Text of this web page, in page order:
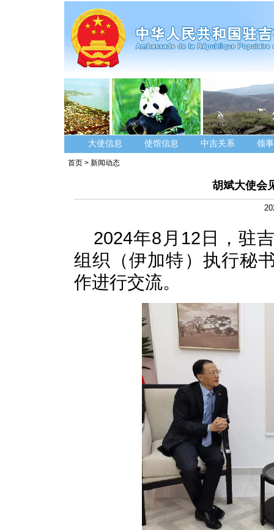
大使信息 使馆信息 中吉关系 领
首页 > 新闻动态
胡斌大使会
2024年8月12日，驻
组织（伊加特）执行秘
作进行交流。